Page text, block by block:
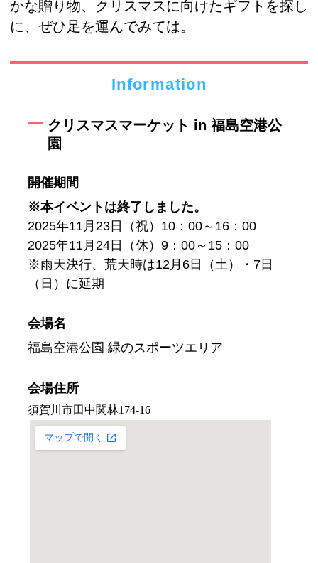
かな贈り物、クリスマスに向けたギフトを探し
に、ぜひ足を運んでみては。
Information
クリスマスマーケット in 福島空港公
園
開催期間
※本イベントは終了しました。
2025年11月23日（祝）10：00～16：00
2025年11月24日（休）9：00～15：00
※雨天決行、荒天時は12月6日（土）・7日
（日）に延期
会場名
福島空港公園 緑のスポーツエリア
会場住所